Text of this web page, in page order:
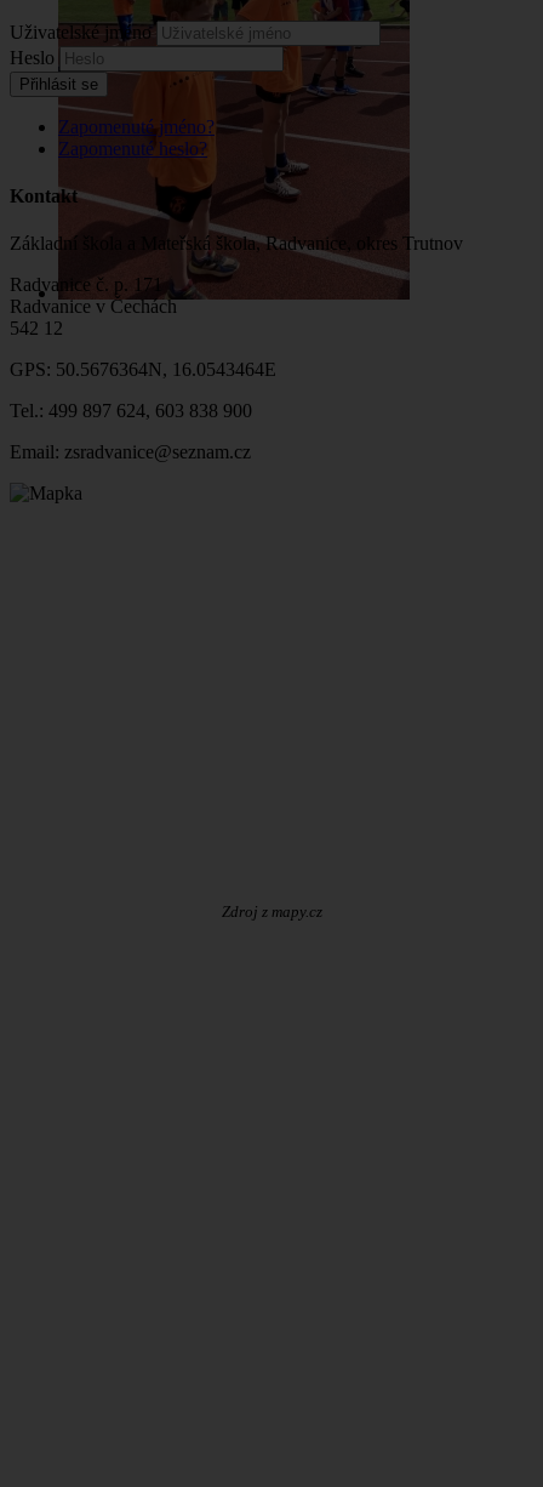
Uživatelské jméno
Heslo
Přihlásit se
Zapomenuté jméno?
Zapomenuté heslo?
Kontakt
Základní škola a Mateřská škola, Radvanice, okres Trutnov
Radvanice č. p. 171
Radvanice v Čechách
542 12
GPS: 50.5676364N, 16.0543464E
Tel.: 499 897 624, 603 838 900
Email: zsradvanice@seznam.cz
Zdroj z mapy.cz